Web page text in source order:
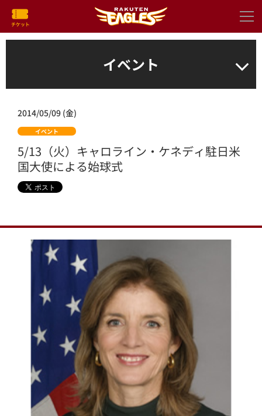
イベント
2014/05/09 (金)
イベント
5/13（火）キャロライン・ケネディ駐日米
国大使による始球式